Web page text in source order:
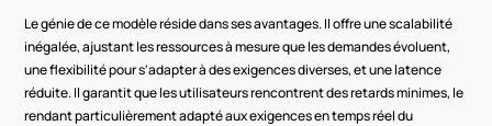
Le génie de ce modèle réside dans ses avantages. Il offre une scalabilité
inégalée, ajustant les ressources à mesure que les demandes évoluent,
une flexibilité pour s'adapter à des exigences diverses, et une latence
réduite. Il garantit que les utilisateurs rencontrent des retards minimes, le
rendant particulièrement adapté aux exigences en temps réel du